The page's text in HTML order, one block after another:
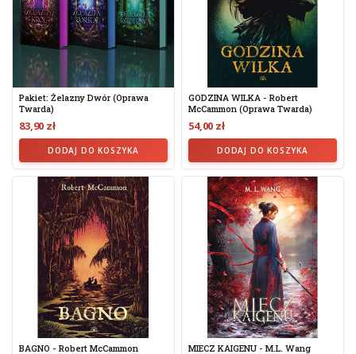
Pakiet: Żelazny Dwór (oprawa
Twarda)
83,90 zł
DODAJ DO KOSZYKA
GODZINA WILKA - Robert
McCammon (oprawa Twarda)
54,00 zł
DODAJ DO KOSZYKA
BAGNO - Robert McCammon
MIECZ KAIGENU - M.L. Wang